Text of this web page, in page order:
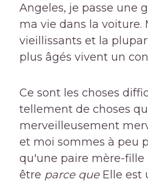
Angeles, je passe une
ma vie dans la voiture.
vieillissants et la
plus âgés vivent un
Ce sont les choses
tellement de choses
merveilleusement
et moi sommes à peu
qu'une paire mère-
être parce queElle est